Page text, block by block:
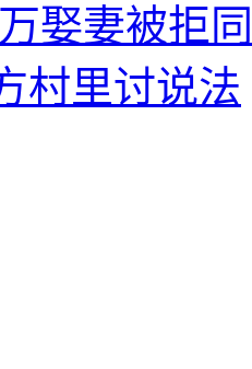
娶妻被拒
村里讨说法